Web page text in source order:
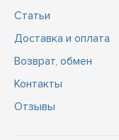
Статьи
Доставка и оплата
Возврат, обмен
Контакты
Отзывы